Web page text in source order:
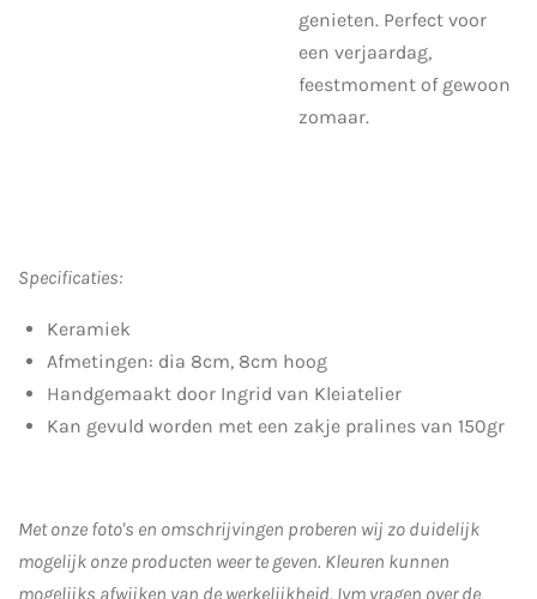
genieten. Perfect voor
een verjaardag,
feestmoment of gewoon
zomaar.
Specificaties:
Keramiek
Afmetingen: dia 8cm, 8cm hoog
Handgemaakt door Ingrid van Kleiatelier
Kan gevuld worden met een zakje pralines van 150gr
Met onze foto's en omschrijvingen proberen wij zo duidelijk
mogelijk onze producten weer te geven. Kleuren kunnen
mogelijks afwijken van de werkelijkheid. Ivm vragen over de